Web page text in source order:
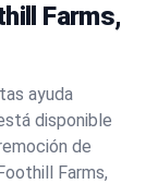
Farms,
ayuda
disponible
de
Farms,